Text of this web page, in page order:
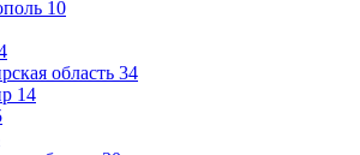
10
область 34
14